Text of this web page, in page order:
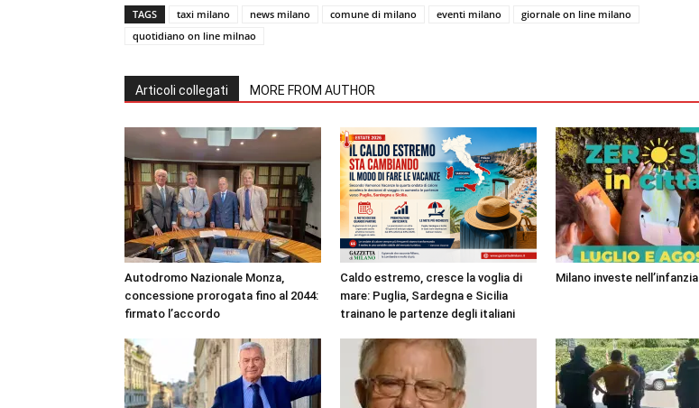
TAGS taxi milano news milano comune di milano eventi milano
giornale on line milano
quotidiano on line milnao
Articoli collegati MORE FROM AUTHOR
Autodromo Nazionale Monza,
concessione prorogata fino al 2044:
firmato l’accordo
Caldo estremo, cresce la voglia di
mare: Puglia, Sardegna e Sicilia
trainano le partenze degli italiani
Milano investe nell’infanzia